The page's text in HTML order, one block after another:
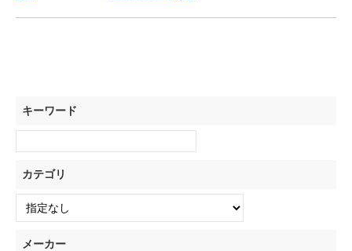
キーワード
カテゴリ
メーカー